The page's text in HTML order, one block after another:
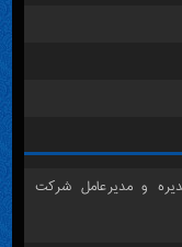
و مدیرعامل شرکت